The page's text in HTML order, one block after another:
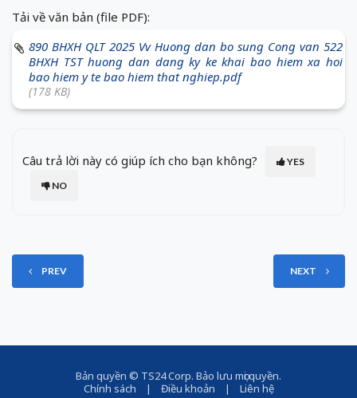
Tải về văn bản (file PDF):
890 BHXH QLT 2025 Vv Huong dan bo sung Cong van 522
BHXH TST huong dan dang ky ke khai bao hiem xa hoi
bao hiem y te bao hiem that nghiep.pdf
(178 KB)
Câu trả lời này có giúp ích cho bạn không?
YES
NO
PREV NEXT
Bản quyền © TS24 Corp. Bảo lưu mọi quyền.
Chính sách | Điều khoản | Liên hệ